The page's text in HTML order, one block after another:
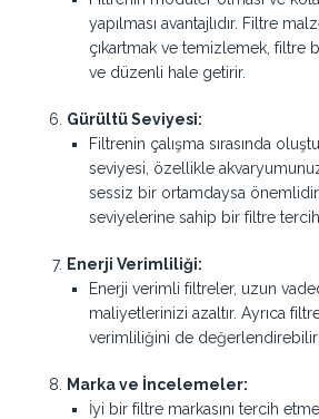
yapılması avantajlıdır. Filtre
çıkartmak ve temizlemek, filtre
ve düzenli hale getirir.
Gürültü Seviyesi:
Filtrenin çalışma sırasında
seviyesi, özellikle
sessiz bir ortamdaysa
seviyelerine sahip bir filtre
Enerji Verimliliği:
Enerji verimli filtreler, uzun
maliyetlerinizi azaltır. Ayrıca
verimliliğini de
Marka ve İncelemeler:
İyi bir filtre markasını tercih